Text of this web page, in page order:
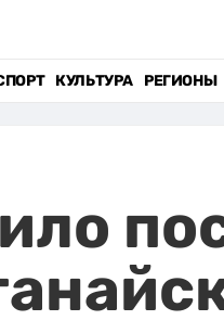
КУЛЬТУРА РЕГИОНЫ